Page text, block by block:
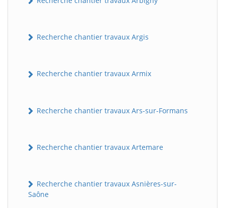
Recherche chantier travaux Argis
Recherche chantier travaux Armix
Recherche chantier travaux Ars-sur-Formans
Recherche chantier travaux Artemare
Recherche chantier travaux Asnières-sur-
Saône